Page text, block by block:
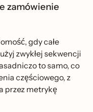
zamówienie
gdy całe
zwykłej sekwencji
to samo, co
częściowego, z
przez metrykę